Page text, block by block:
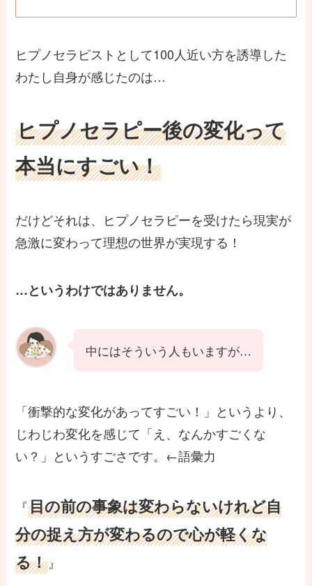
ヒプノセラピストとして100人近い方を誘導した
わたし自身が感じたのは…
ヒプノセラピー後の変化って
本当にすごい！
だけどそれは、ヒプノセラピーを受けたら現実が
急激に変わって理想の世界が実現する！
…というわけではありません。
中にはそういう人もいますが…
「衝撃的な変化があってすごい！」というより、
じわじわ変化を感じて「え、なんかすごくな
い？」というすごさです。←語彙力
『目の前の事象は変わらないけれど自
分の捉え方が変わるので心が軽くな
る！ 』